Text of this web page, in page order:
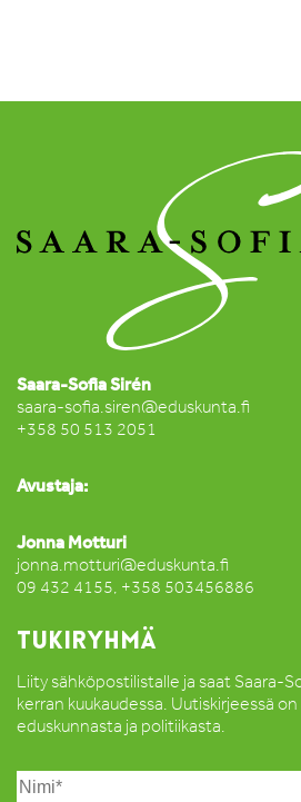
Saara-Sofia Sirén
saara-sofia.siren@eduskunta.fi
+358 50 513 2051
Avustaja:
Jonna Motturi
jonna.motturi@eduskunta.fi
09 432 4155, +358 503456886
TUKIRYHMÄ
Liity sähköpostilistalle ja saat Saara-
kerran kuukaudessa. Uutiskirjeessä
eduskunnasta ja politiikasta.